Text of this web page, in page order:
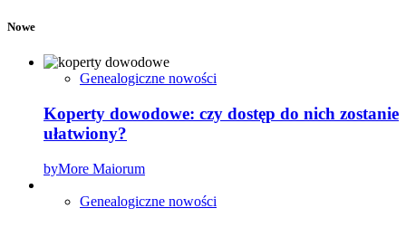
Nowe
Genealogiczne nowości
Koperty dowodowe: czy dostęp do nich zostanie
ułatwiony?
byMore Maiorum
Genealogiczne nowości